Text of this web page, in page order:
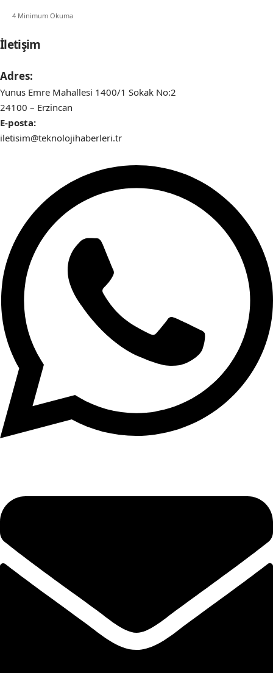
4 Minimum Okuma
İletişim
Adres:
Yunus Emre Mahallesi 1400/1 Sokak No:2
24100 – Erzincan
E-posta:
iletisim@teknolojihaberleri.tr